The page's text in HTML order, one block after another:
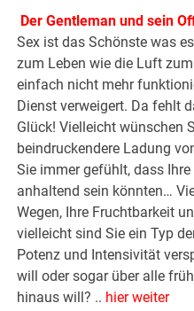
Der Gentleman und sein
Sex ist das Schönste was
zum Leben wie die Luft
einfach nicht mehr
Dienst verweigert. Da fehlt
Glück! Vielleicht wünschen
beindruckendere Ladung
Sie immer gefühlt, dass
anhaltend sein könnten…
Wegen, Ihre Fruchtbarkeit
vielleicht sind Sie ein Typ
Potenz und Intensivität
will oder sogar über alle
hinaus will? .. hier weiter